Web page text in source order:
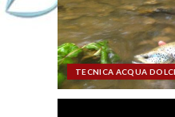
TECNICA ACQUA